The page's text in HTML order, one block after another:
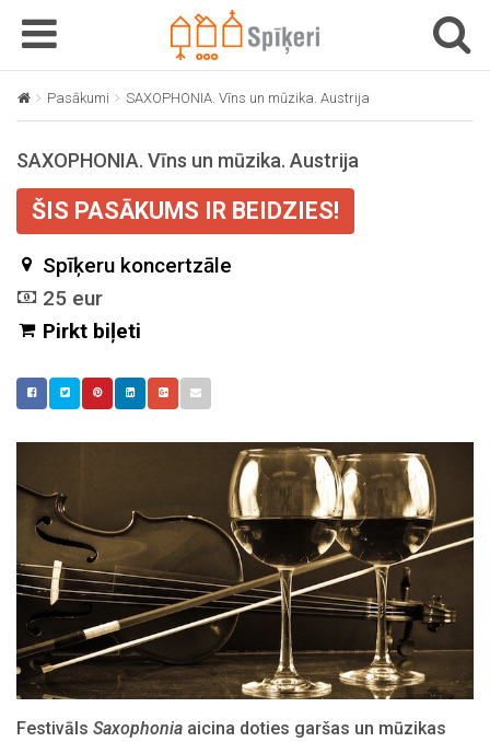
T
o
g
e
v
g
T
Pasākumi SAXOPHONIA. Vīns un mūzika. Austrija
SAXOPHONIA. Vīns un mūzika. Austrija
ŠIS PASĀKUMS IR BEIDZIES!
Spīķeru koncertzāle
25 eur
Pirkt biļeti
Festivāls Saxophonia aicina doties garšas un mūzikas